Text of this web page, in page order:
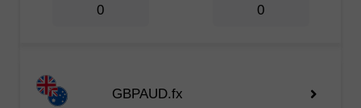
0 0
GBPAUD.fx